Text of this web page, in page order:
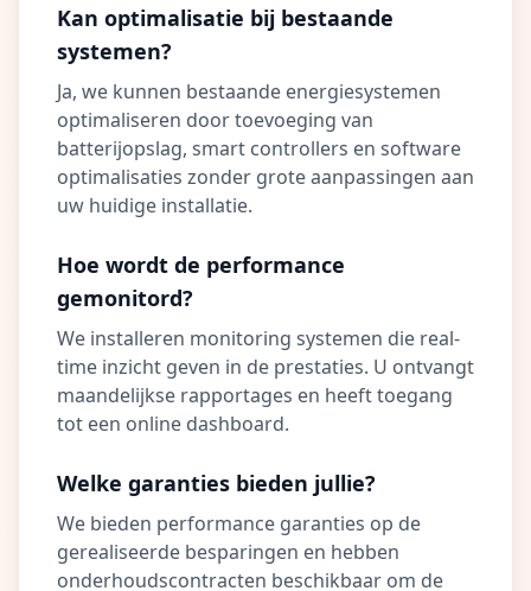
Kan optimalisatie bij bestaande
systemen?
Ja, we kunnen bestaande energiesystemen
optimaliseren door toevoeging van
batterijopslag, smart controllers en software
optimalisaties zonder grote aanpassingen aan
uw huidige installatie.
Hoe wordt de performance
gemonitord?
We installeren monitoring systemen die real-
time inzicht geven in de prestaties. U ontvangt
maandelijkse rapportages en heeft toegang
tot een online dashboard.
Welke garanties bieden jullie?
We bieden performance garanties op de
gerealiseerde besparingen en hebben
onderhoudscontracten beschikbaar om de